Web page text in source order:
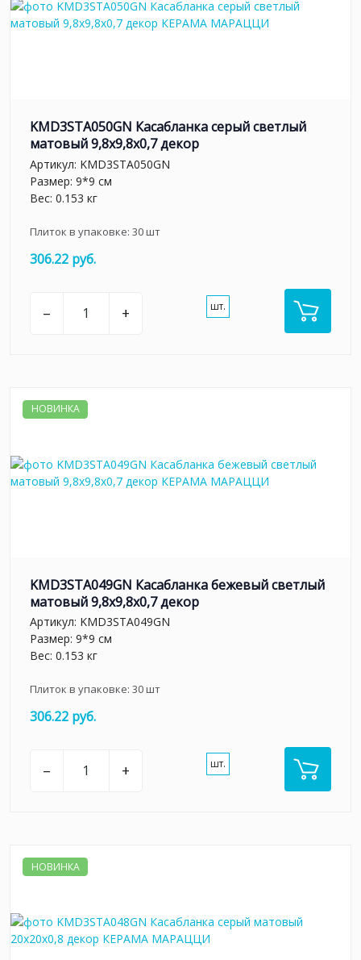
KMD3STA050GN Касабланка серый светлый
матовый 9,8x9,8x0,7 декор
Артикул: KMD3STA050GN
Размер: 9*9 см
Вес: 0.153 кг
Плиток в упаковке: 30шт
306.22 руб.
– + шт.
НОВИНКА
KMD3STA049GN Касабланка бежевый светлый
матовый 9,8x9,8x0,7 декор
Артикул: KMD3STA049GN
Размер: 9*9 см
Вес: 0.153 кг
Плиток в упаковке: 30шт
306.22 руб.
– + шт.
НОВИНКА